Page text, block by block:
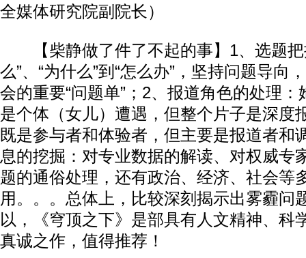
全媒体研究院副院长）
【柴静做了件了不起的事】1、选题把
么”、“为什么”到“怎么办”，坚持问题导向
会的重要“问题单”；2、报道角色的处理
是个体（女儿）遭遇，但整个片子是深度
既是参与者和体验者，但主要是报道者和
息的挖掘：对专业数据的解读、对权威专
题的通俗处理，还有政治、经济、社会等
用。。。总体上，比较深刻揭示出雾霾问
以，《穹顶之下》是部具有人文精神、科
真诚之作，值得推荐！